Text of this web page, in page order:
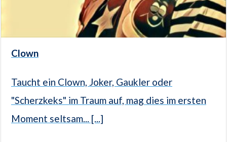
Clown
Taucht ein Clown, Joker, Gaukler oder
"Scherzkeks" im Traum auf, mag dies im ersten
Moment seltsam... [...]